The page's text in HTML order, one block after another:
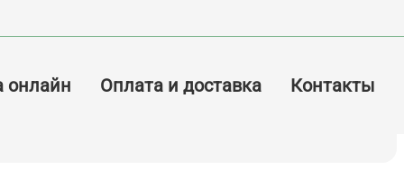
онлайн Оплата и доставка Контакты